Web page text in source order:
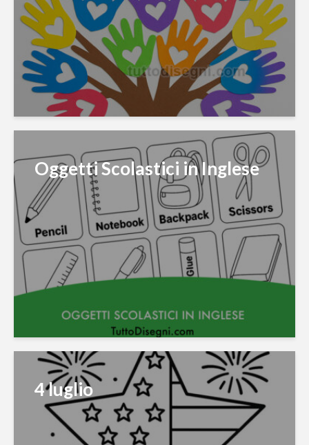
Oggetti Scolastici in Inglese
4 luglio